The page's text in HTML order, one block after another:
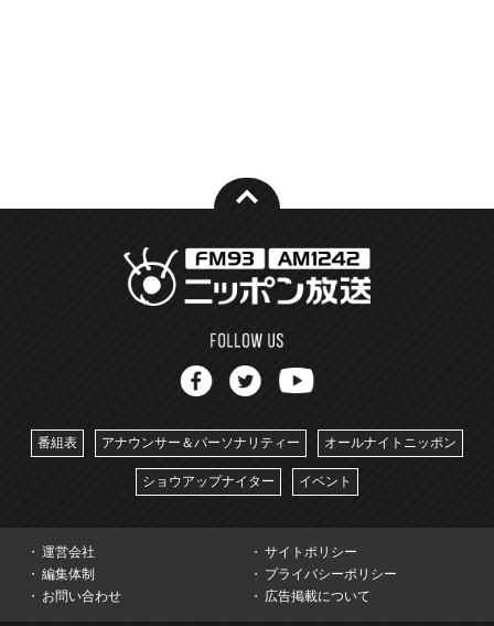
番組表 アナウンサー＆パーソナリティー オールナイトニッポン
ショウアップナイター イベント
運営会社
サイトポリシー
編集体制
プライバシーポリシー
お問い合わせ
広告掲載について